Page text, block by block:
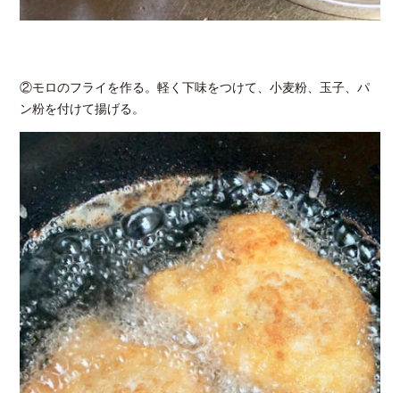
②モロのフライを作る。軽く下味をつけて、小麦粉、玉子、パ
ン粉を付けて揚げる。